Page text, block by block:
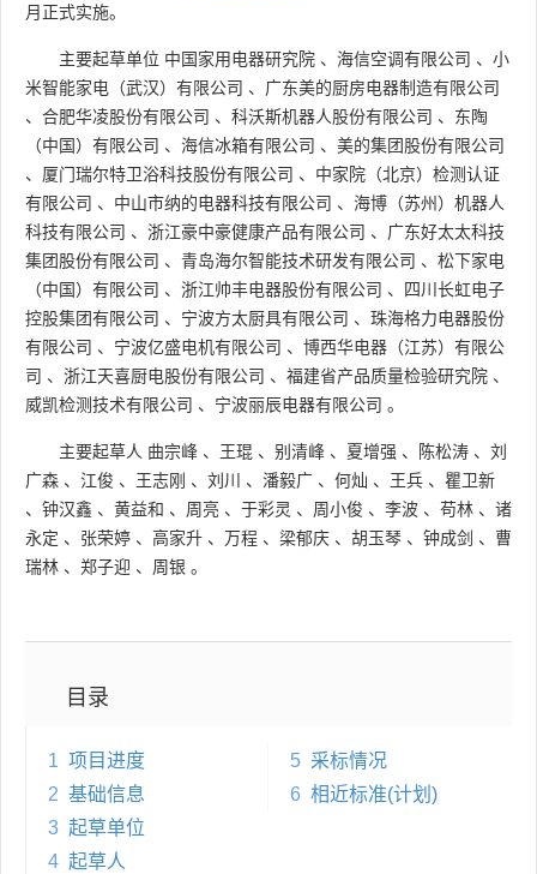
月正式实施。
主要起草单位 中国家用电器研究院 、 海信空调有限公司 、 小
米智能家电（武汉）有限公司 、 广东美的厨房电器制造有限公司
、 合肥华凌股份有限公司 、 科沃斯机器人股份有限公司 、 东陶
（中国）有限公司 、 海信冰箱有限公司 、 美的集团股份有限公司
、 厦门瑞尔特卫浴科技股份有限公司 、 中家院（北京）检测认证
有限公司 、 中山市纳的电器科技有限公司 、 海博（苏州）机器人
科技有限公司 、 浙江豪中豪健康产品有限公司 、 广东好太太科技
集团股份有限公司 、 青岛海尔智能技术研发有限公司 、 松下家电
（中国）有限公司 、 浙江帅丰电器股份有限公司 、
四川长虹电子
控股集团有限公司 、 宁波方太厨具有限公司 、 珠海格力电器股份
有限公司 、 宁波亿盛电机有限公司 、 博西华电器（江苏）有限公
司 、 浙江天喜厨电股份有限公司 、 福建省产品质量检验研究院 、
威凯检测技术有限公司 、 宁波丽辰电器有限公司 。
主要起草人 曲宗峰 、 王琨 、 别清峰 、 夏增强 、 陈松涛 、 刘
广森 、 江俊 、 王志刚 、 刘川 、 潘毅广 、 何灿 、 王兵 、 瞿卫新
、 钟汉鑫 、 黄益和 、 周亮 、 于彩灵 、 周小俊 、 李波 、 苟林 、 诸
永定 、 张荣婷 、 高家升 、 万程 、 梁郁庆 、 胡玉琴 、 钟成剑 、 曹
瑞林 、 郑子迎 、 周银 。
目录
1 项目进度
2 基础信息
3 起草单位
4 起草人
5 采标情况
6 相近标准(计划)